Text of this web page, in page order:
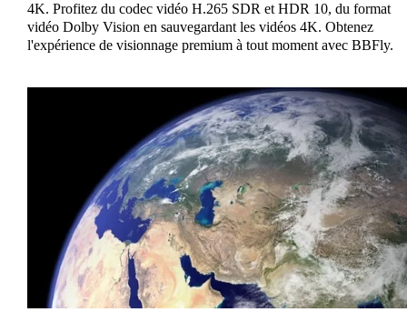
4K. Profitez du codec vidéo H.265 SDR et HDR 10, du format
vidéo Dolby Vision en sauvegardant les vidéos 4K. Obtenez
l'expérience de visionnage premium à tout moment avec BBFly.